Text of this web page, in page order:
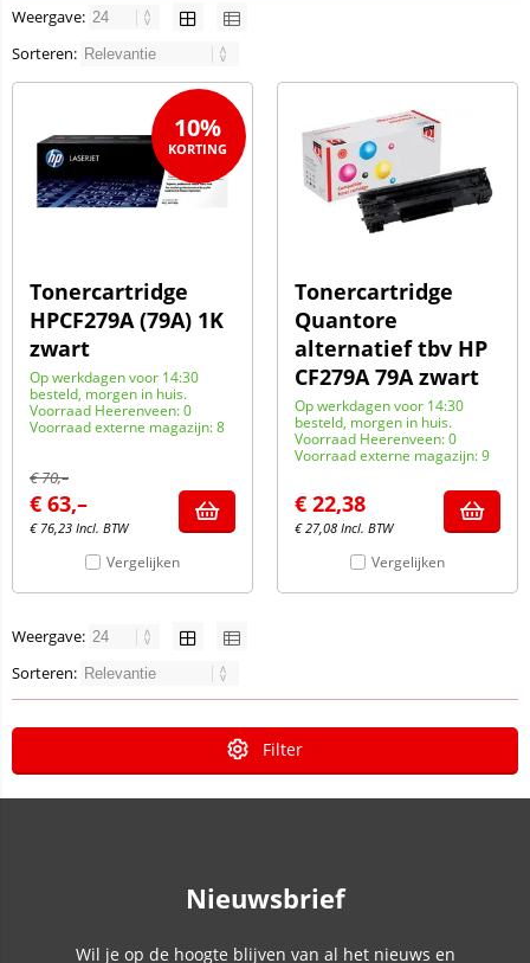
Weergave:
Sorteren:
Tonercartridge
HPCF279A (79A) 1K
zwart
Op werkdagen voor 14:30
besteld, morgen in huis.
Voorraad Heerenveen: 0
Voorraad externe magazijn: 8
€70,–
10%
€ 63,–
€ 76,23 Incl. BTW
Vergelijken
Tonercartridge
Quantore
alternatief tbv HP
CF279A 79A zwart
Op werkdagen voor 14:30
besteld, morgen in huis.
Voorraad Heerenveen: 0
Voorraad externe magazijn: 9
€ 22,38
€27,08 Incl. BTW
Vergelijken
Weergave:
Sorteren:
Filter
Nieuwsbrief
Wil je op de hoogte blijven van al het nieuws en